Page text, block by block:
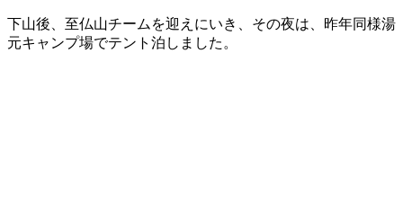
下山後、至仏山チームを迎えにいき、その夜は、昨年同様湯
元キャンプ場でテント泊しました。